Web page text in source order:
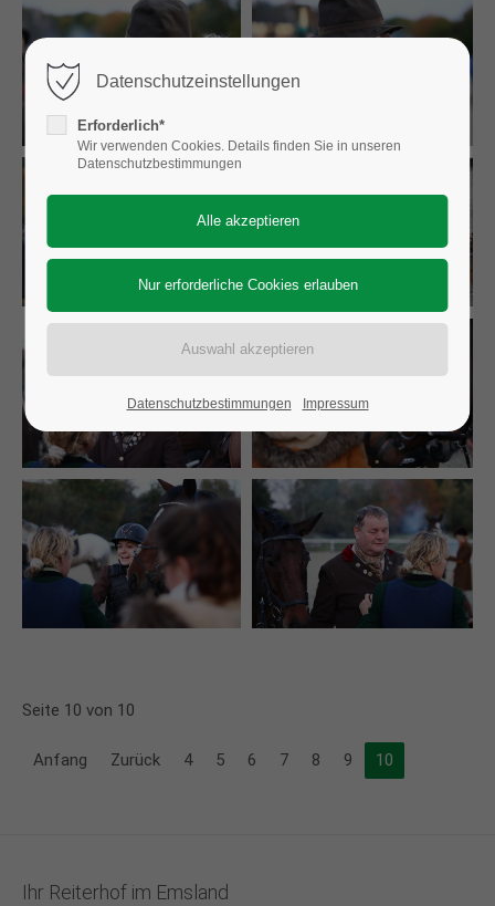
Seite 10 von 10
Anfang Zurück 4 5 6 7 8 9 10
Ihr Reiterhof im Emsland
Datenschutzeinstellungen
Erforderlich*
Wir verwenden Cookies. Details finden Sie in unseren
Datenschutzbestimmungen
Datenschutzbestimmungen Impressum